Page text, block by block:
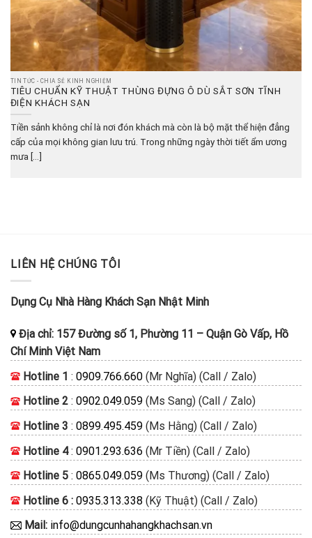
TIN TỨC - CHIA SẺ KINH NGHIỆM
TIÊU CHUẨN KỸ THUẬT THÙNG ĐỰNG Ô DÙ SẮT SƠN TĨNH
ĐIỆN KHÁCH SẠN
Tiền sảnh không chỉ là nơi đón khách mà còn là bộ mặt thể hiện đẳng
cấp của mọi không gian lưu trú. Trong những ngày thời tiết ẩm ương
mưa [...]
LIÊN HỆ CHÚNG TÔI
Dụng Cụ Nhà Hàng Khách Sạn Nhật Minh
Địa chỉ: 157 Đường số 1, Phường 11 – Quận Gò Vấp, Hồ
Chí Minh Việt Nam
Hotline 1 : 0909.766.660 (Mr Nghĩa) (Call / Zalo)
Hotline 2 : 0902.049.059 (Ms Sang) (Call / Zalo)
Hotline 3 : 0899.495.459 (Ms Hằng) (Call / Zalo)
Hotline 4: 0901.293.636 (Mr Tiền) (Call / Zalo)
Hotline 5 : 0865.049.059 (Ms Thương) (Call / Zalo)
Hotline 6 : 0935.313.338 (Kỹ Thuật) (Call / Zalo)
Mail: info@dungcunhahangkhachsan.vn